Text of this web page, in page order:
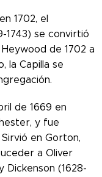
1702, el
1743) se convirtió
de 1702 a
la Capilla se
de 1669 en
y fue
en Gorton,
a Oliver
Dickenson (1628-